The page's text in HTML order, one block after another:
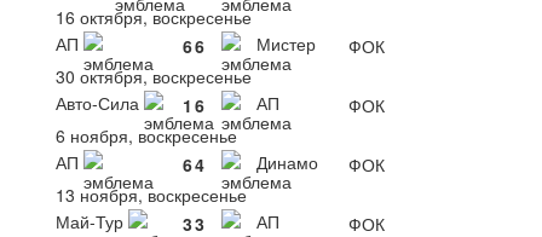
16 октября, воскресенье
АП
66 Мистер
ФОК
30 октября, воскресенье
Авто-Сила
1 6 АП
ФОК
6 ноября, воскресенье
АП
64 Динамо
ФОК
13 ноября, воскресенье
Май-Тур
33 АП
ФОК